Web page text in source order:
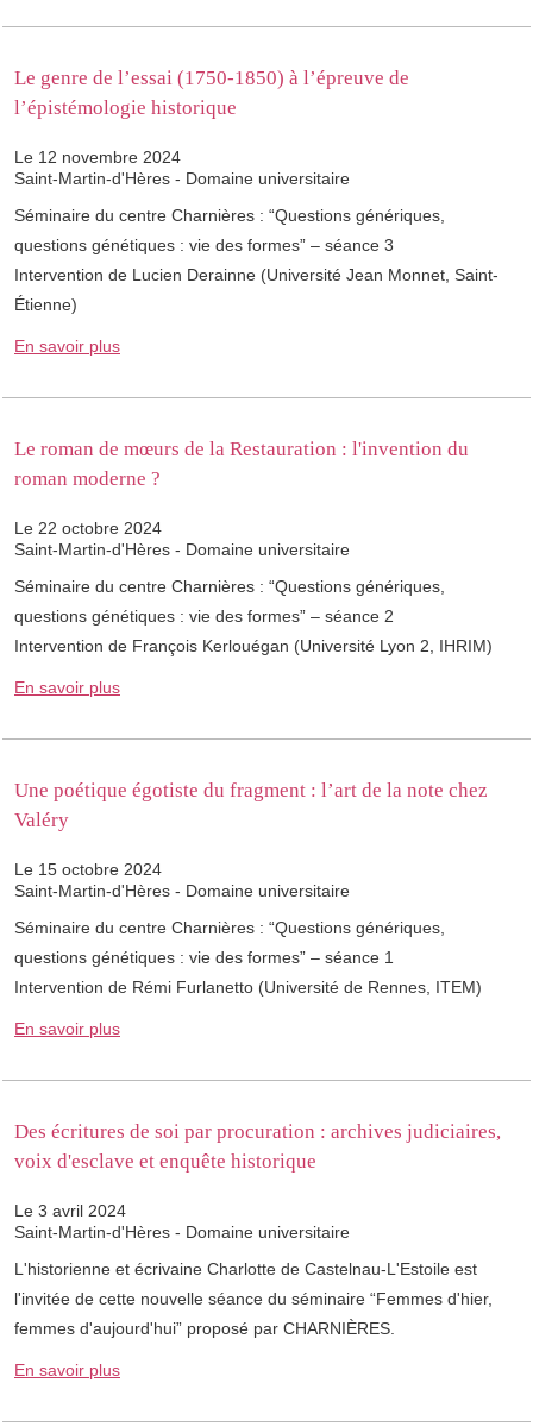
Le genre de l’essai (1750-1850) à l’épreuve de
l’épistémologie historique
Le 12 novembre 2024
Saint-Martin-d'Hères - Domaine universitaire
Séminaire du centre Charnières : “Questions génériques,
questions génétiques : vie des formes” – séance 3
Intervention de Lucien Derainne (Université Jean Monnet, Saint-
Étienne)
En savoir plus
Le roman de mœurs de la Restauration : l'invention du
roman moderne ?
Le 22 octobre 2024
Saint-Martin-d'Hères - Domaine universitaire
Séminaire du centre Charnières : “Questions génériques,
questions génétiques : vie des formes” – séance 2
Intervention de François Kerlouégan (Université Lyon 2, IHRIM)
En savoir plus
Une poétique égotiste du fragment : l’art de la note chez
Valéry
Le 15 octobre 2024
Saint-Martin-d'Hères - Domaine universitaire
Séminaire du centre Charnières : “Questions génériques,
questions génétiques : vie des formes” – séance 1
Intervention de Rémi Furlanetto (Université de Rennes, ITEM)
En savoir plus
Des écritures de soi par procuration : archives judiciaires,
voix d'esclave et enquête historique
Le 3 avril 2024
Saint-Martin-d'Hères - Domaine universitaire
L'historienne et écrivaine Charlotte de Castelnau-L'Estoile est
l'invitée de cette nouvelle séance du séminaire “Femmes d'hier,
femmes d'aujourd'hui” proposé par CHARNIÈRES.
En savoir plus